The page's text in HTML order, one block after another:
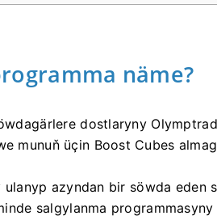
näme?
dostlaryny
munuň üçin Boost Cubes
ulanyp azyndan bir söwda eden
salgylanma